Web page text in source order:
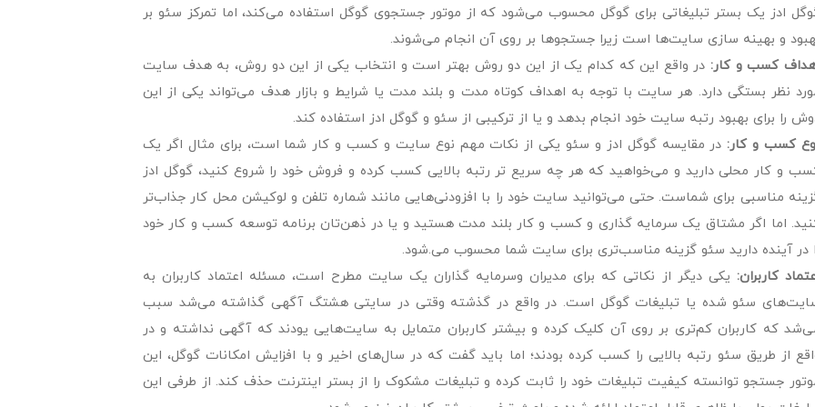
ادز یک بستر تبلیغاتی برای گوگل محسوب می‌شود که از موتور جستجوی گوگل استفاده می‌کند، اما تمرکز سئو بر
و بهینه سازی سایت‌ها است زیرا جستجوها بر روی آن انجام می‌شوند.
کسب و کار: در واقع این که کدام یک از این دو روش بهتر است و انتخاب یکی از این دو روش، به هدف سایت
نظر بستگی دارد. هر سایت با توجه به اهداف کوتاه مدت و بلند مدت یا شرایط و بازار هدف می‌تواند یکی از این
را برای بهبود رتبه سایت خود انجام بدهد و یا از ترکیبی از سئو و گوگل ادز استفاده کند.
کسب و کار: در مقایسه گوگل ادز و سئو یکی از نکات مهم نوع سایت و کسب و کار شما است، برای مثال اگر یک
و کار محلی دارید و می‌خواهید که هر چه سریع تر رتبه بالایی کسب کرده و فروش خود را شروع کنید، گوگل ادز
مناسبی برای شماست. حتی می‌توانید سایت خود را با افزودنی‌هایی مانند شماره تلفن و لوکیشن محل کار جذاب‌تر
اما اگر مشتاق یک سرمایه گذاری و کسب و کار بلند مدت هستید و یا در ذهن‌تان برنامه توسعه کسب و کار خود
در آینده دارید سئو گزینه مناسب‌تری برای سایت شما محسوب می.شود.
کاربران: یکی دیگر از نکاتی که برای مدیران وسرمایه گذاران یک سایت مطرح است، مسئله اعتماد کاربران به
سئو شده یا تبلیغات گوگل است. در واقع در گذشته وقتی در سایتی هشتگ آگهی گذاشته می‌شد سبب
که کاربران کم‌تری بر روی آن کلیک کرده و بیشتر کاربران متمایل به سایت‌هایی یودند که آگهی نداشته و در
از طریق سئو رتبه بالایی را کسب کرده بودند؛ اما باید گفت که در سال‌های اخیر و با افزایش امکانات گوگل، این
جستجو توانسته کیفیت تبلیغات خود را ثابت کرده و تبلیغات مشکوک را از بستر اینترنت حذف کند. از طرفی این